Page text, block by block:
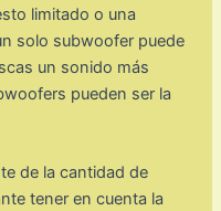
limitado o una
solo subwoofer puede
un sonido más
pueden ser la
de la cantidad de
tener en cuenta la